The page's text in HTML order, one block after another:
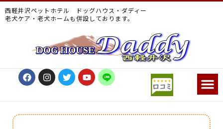
西軽井沢ペットホテル ドッグハウス・ダディー
老犬ケア・老犬ホームも併設しております。